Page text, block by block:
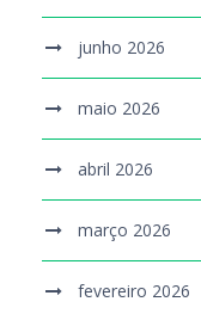
junho 2026
maio 2026
abril 2026
março 2026
fevereiro 2026